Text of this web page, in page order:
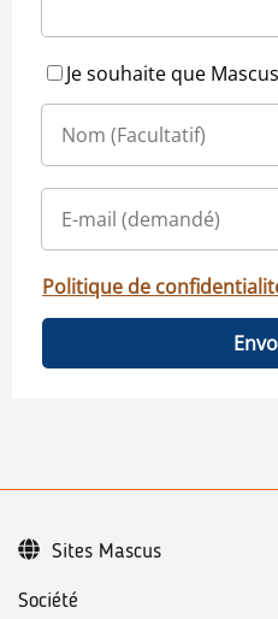
Je souhaite que
Politique de
Société
Sites Mascus